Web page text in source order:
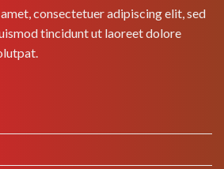
consectetuer adipiscing elit, sed
tincidunt ut laoreet dolore